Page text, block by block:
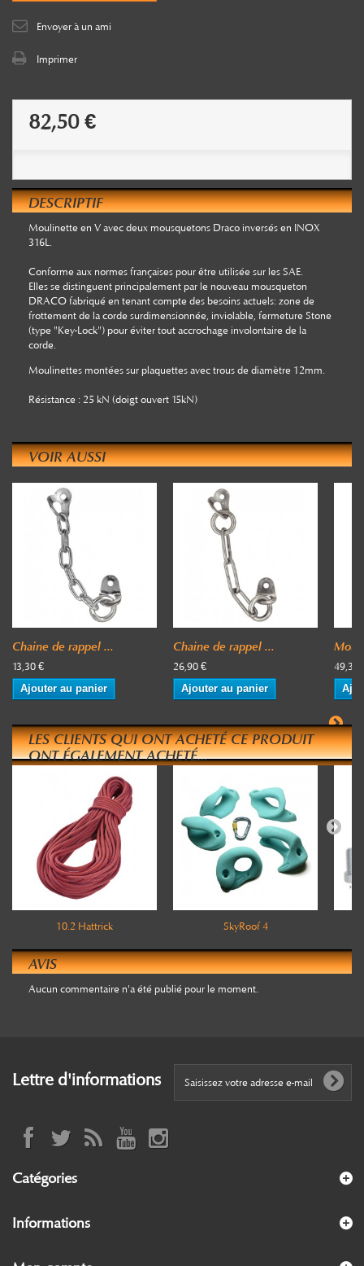
Envoyer à un ami
Imprimer
82,50 €
DESCRIPTIF
Moulinette en V avec deux mousquetons Draco inversés en INOX
316L.
Conforme aux normes françaises pour être utilisée sur les SAE.
Elles se distinguent principalement par le nouveau mousqueton
DRACO fabriqué en tenant compte des besoins actuels: zone de
frottement de la corde surdimensionnée, inviolable, fermeture Stone
(type "Key-Lock") pour éviter tout accrochage involontaire de la
corde.
Moulinettes montées sur plaquettes avec trous de diamètre 12mm.
Résistance : 25 kN (doigt ouvert 15kN)
VOIR AUSSI
Chaine de rappel ...
13,30 €
Ajouter au panier
Chaine de rappel ...
26,90 €
Ajouter au panier
49,30
LES CLIENTS QUI ONT ACHETÉ CE PRODUIT
ONT ÉGALEMENT ACHETÉ...
10.2 Hattrick SkyRoof 4
AVIS
Aucun commentaire n'a été publié pour le moment.
Lettre d'informations
Catégories
Informations